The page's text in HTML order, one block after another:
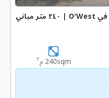
دوبليكس متشطبة بالكامل للبيع في O'West | ٢٤٠ متر مباني
240sqm م ٢